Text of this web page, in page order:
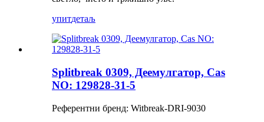
упитдетаљ
Splitbreak 0309, Деемулгатор, Cas
NO: 129828-31-5
Референтни бренд: Witbreak-DRI-9030